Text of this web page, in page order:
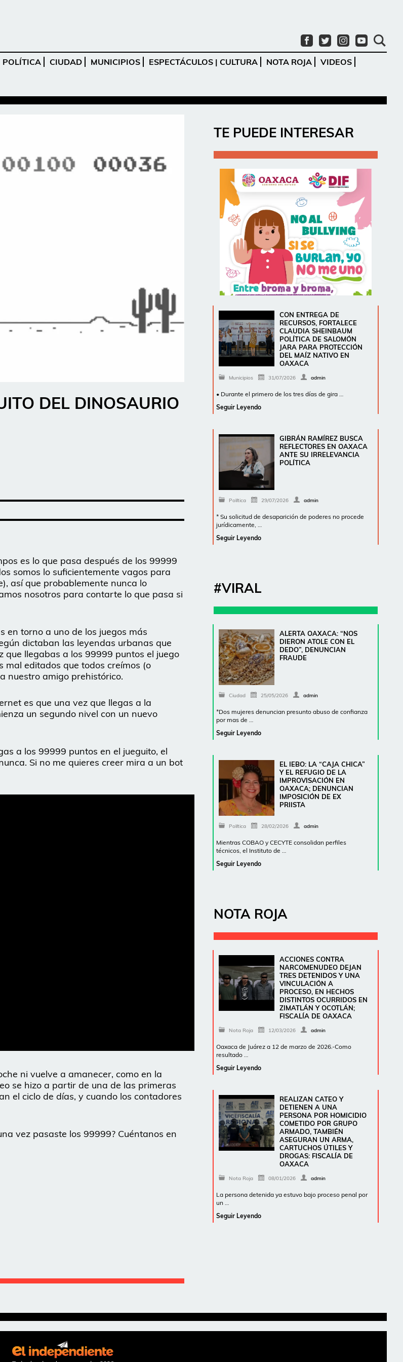
POLÍTICA CIUDAD MUNICIPIOS ESPECTÁCULOS | CULTURA NOTA ROJA
VIDEOS
DEL DINOSAURIO
es lo que pasa después de los 99999
somos lo suficientemente vagos para
así que probablemente nunca lo
nosotros para contarte lo que pasa si
en torno a uno de los juegos más
dictaban las leyendas urbanas que
que llegabas a los 99999 puntos el juego
mal editados que todos creímos (o
nuestro amigo prehistórico.
es que una vez que llegas a la
un segundo nivel con un nuevo
a los 99999 puntos en el jueguito, el
Si no me quieres creer mira a un bot
ni vuelve a amanecer, como en la
se hizo a partir de una de las primeras
el ciclo de días, y cuando los contadores
vez pasaste los 99999? Cuéntanos en
TE PUEDE INTERESAR
CON ENTREGA DE
RECURSOS, FORTALECE
CLAUDIA SHEINBAUM
POLÍTICA DE SALOMÓN
JARA PARA PROTECCIÓN
DEL MAÍZ NATIVO EN
OAXACA
Municipios 31/07/2026 admin
• Durante el primero de los tres días de gira …
Seguir Leyendo
GIBRÁN RAMÍREZ BUSCA
REFLECTORES EN OAXACA
ANTE SU IRRELEVANCIA
POLÍTICA
Política 29/07/2026 admin
* Su solicitud de desaparición de poderes no procede
jurídicamente, …
Seguir Leyendo
#VIRAL
ALERTA OAXACA: “NOS
DIERON ATOLE CON EL
DEDO”, DENUNCIAN
FRAUDE
Ciudad 25/05/2026 admin
*Dos mujeres denuncian presunto abuso de confianza
por mas de …
Seguir Leyendo
EL IEBO: LA “CAJA CHICA”
Y EL REFUGIO DE LA
IMPROVISACIÓN EN
OAXACA; DENUNCIAN
IMPOSICIÓN DE EX
PRIISTA
Política 28/02/2026 admin
Mientras COBAO y CECYTE consolidan perfiles
técnicos, el Instituto de …
Seguir Leyendo
NOTA ROJA
ACCIONES CONTRA
NARCOMENUDEO DEJAN
TRES DETENIDOS Y UNA
VINCULACIÓN A
PROCESO, EN HECHOS
DISTINTOS OCURRIDOS EN
ZIMATLÁN Y OCOTLÁN;
FISCALÍA DE OAXACA
Nota Roja 12/03/2026 admin
Oaxaca de Juárez a 12 de marzo de 2026.-Como
resultado …
Seguir Leyendo
REALIZAN CATEO Y
DETIENEN A UNA
PERSONA POR HOMICIDIO
COMETIDO POR GRUPO
ARMADO, TAMBIÉN
ASEGURAN UN ARMA,
CARTUCHOS ÚTILES Y
DROGAS: FISCALÍA DE
OAXACA
Nota Roja 08/01/2026 admin
La persona detenida ya estuvo bajo proceso penal por
un …
Seguir Leyendo